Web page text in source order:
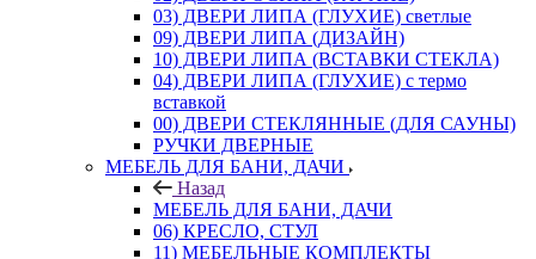
03) ДВЕРИ ЛИПА (ГЛУХИЕ) светлые
09) ДВЕРИ ЛИПА (ДИЗАЙН)
10) ДВЕРИ ЛИПА (ВСТАВКИ СТЕКЛА)
04) ДВЕРИ ЛИПА (ГЛУХИЕ) с термо
вставкой
00) ДВЕРИ СТЕКЛЯННЫЕ (ДЛЯ САУНЫ)
РУЧКИ ДВЕРНЫЕ
МЕБЕЛЬ ДЛЯ БАНИ, ДАЧИ
Назад
МЕБЕЛЬ ДЛЯ БАНИ, ДАЧИ
06) КРЕСЛО, СТУЛ
11) МЕБЕЛЬНЫЕ КОМПЛЕКТЫ